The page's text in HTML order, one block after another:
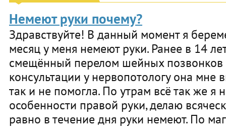
Немеют руки почему?
Здравствуйте! В данный момент я
месяц у меня немеют руки. Ранее в 14
смещённый перелом шейных позвонков
консультации у нервопотологу она мне
так и не помогла. По утрам всё так же я
особенности правой руки, делаю
равно в течение дня руки немеют. По